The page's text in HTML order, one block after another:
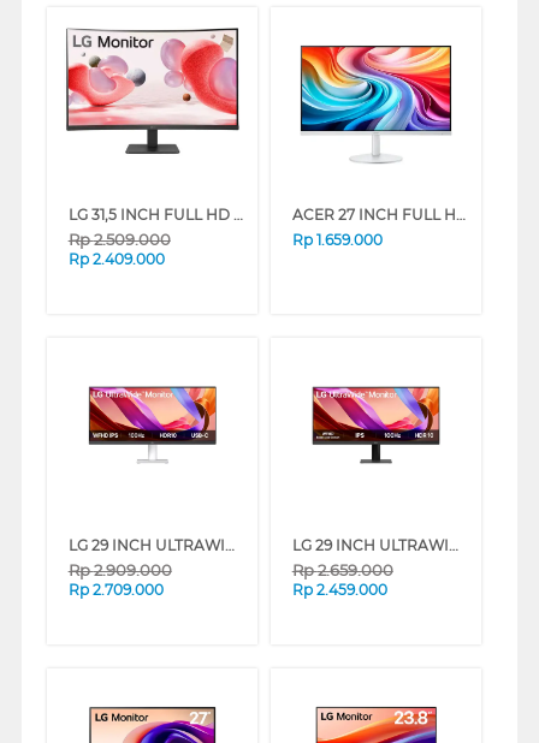
LG 31,5 INCH FULL HD CURVED MONITOR 32MR50C-B_DS
Rp2.509.000
Rp 2.409.000
ACER 27 INCH FULL HD LED MONITOR SA273 G0 UM.HS3SN.101
Rp 1.659.000
LG 29 INCH ULTRAWIDE IPS LED MONITOR 29U531A-W_G3
Rp2.909.000
Rp 2.709.000
LG 29 INCH ULTRAWIDE IPS LED MONITOR 29U511A-B_G3
Rp2.659.000
Rp 2.459.000